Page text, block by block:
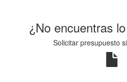
¿No encuentras
Solicitar presupuesto